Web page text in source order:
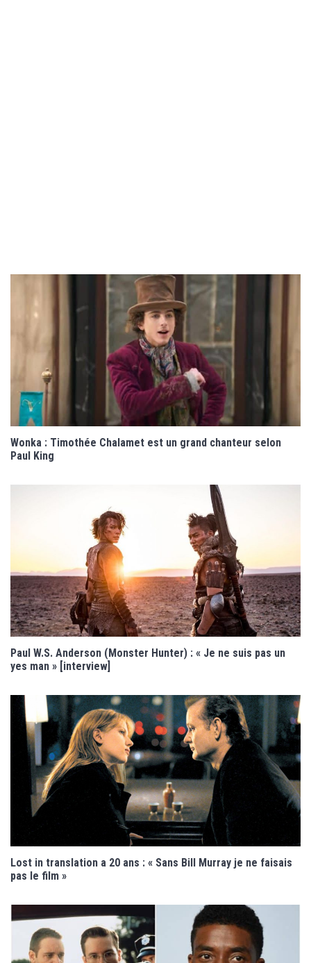
Wonka : Timothée Chalamet est un grand chanteur selon
Paul King
Paul W.S. Anderson (Monster Hunter) : « Je ne suis pas un
yes man » [interview]
Lost in translation a 20 ans : « Sans Bill Murray je ne faisais
pas le film »